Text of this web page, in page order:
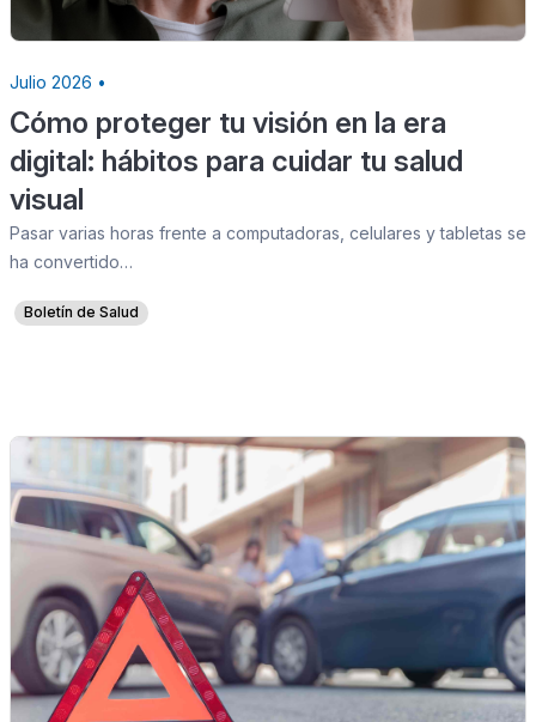
Julio 2026 •
Cómo proteger tu visión en la era
digital: hábitos para cuidar tu salud
visual
Pasar varias horas frente a computadoras, celulares y tabletas se
ha convertido…
Boletín de Salud